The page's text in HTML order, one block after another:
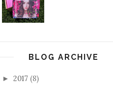
BLOG ARCHIVE
► 2017 (8)